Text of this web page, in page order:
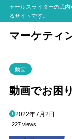
セールスライターの武
るサイトです。
マーケティ
動画
動画でお困
2022年7月2日
227 views